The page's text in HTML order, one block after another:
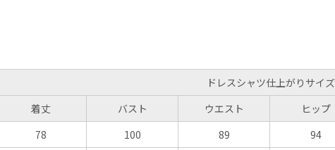
ドレスシャツ仕上がりサイズ
着丈 バスト ウエスト ヒップ
78 100 89 94